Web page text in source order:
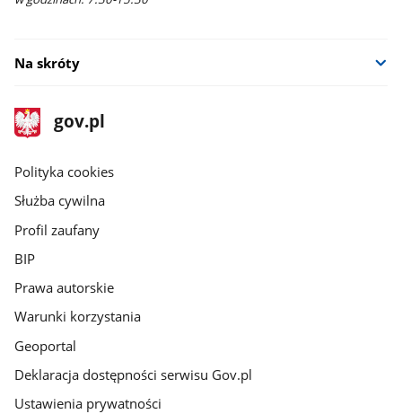
Na skróty
stopka
gov.pl
Strona
gov.pl
gov.pl
Polityka cookies
Służba cywilna
Profil zaufany
BIP
Prawa autorskie
Warunki korzystania
Geoportal
Deklaracja dostępności serwisu Gov.pl
Ustawienia prywatności